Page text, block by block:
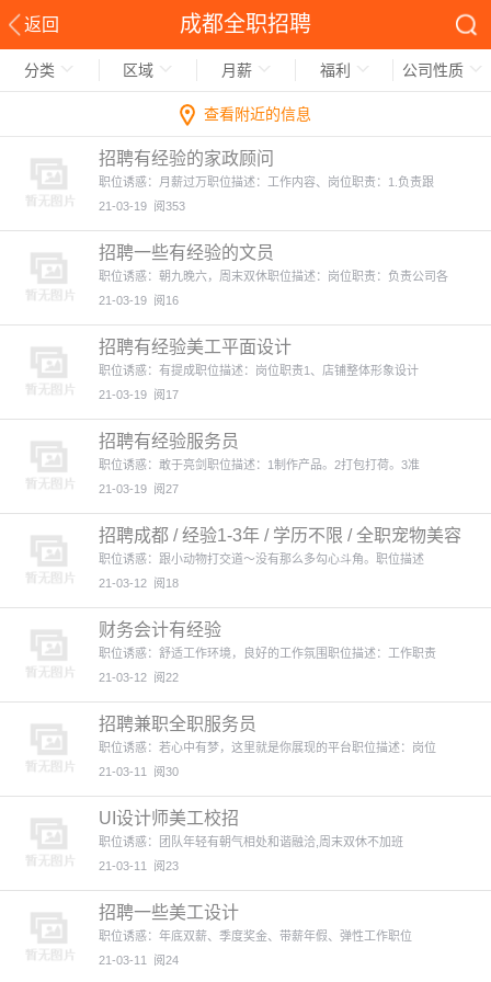
返回 成都全职招聘
分类 区域 月薪 福利 公司性质
查看附近的信息
招聘有经验的家政顾问
职位诱惑：月薪过万职位描述：工作内容、岗位职责：1.负责跟
21-03-19 阅353
招聘一些有经验的文员
职位诱惑：朝九晚六，周末双休职位描述：岗位职责：负责公司各
21-03-19 阅16
招聘有经验美工平面设计
职位诱惑：有提成职位描述：岗位职责1、店铺整体形象设计
21-03-19 阅17
招聘有经验服务员
职位诱惑：敢于亮剑职位描述：1制作产品。2打包打荷。3准
21-03-19 阅27
招聘成都 / 经验1-3年 / 学历不限 / 全职宠物美容
师
职位诱惑：跟小动物打交道～没有那么多勾心斗角。职位描述
21-03-12 阅18
财务会计有经验
职位诱惑：舒适工作环境，良好的工作氛围职位描述：工作职责
21-03-12 阅22
招聘兼职全职服务员
职位诱惑：若心中有梦，这里就是你展现的平台职位描述：岗位
21-03-11
阅30
UI设计师美工校招
职位诱惑：团队年轻有朝气相处和谐融洽,周末双休不加班
21-03-11
阅23
招聘一些美工设计
职位诱惑：年底双薪、季度奖金、带薪年假、弹性工作职位
21-03-11
阅24